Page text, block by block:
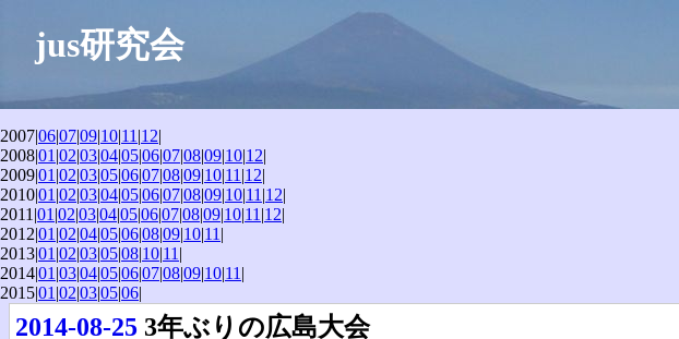
jus研究会
2007|06|07|09|10|11 |12|
2008|01 |02|03|04|05|06|07|08|09|10|12|
2009|01 |02|03|05|06|07|08|09|10|11 |12|
2010|01 |02|03|04|05|06|07|08|09|10|11 |12|
2011|01 |02|03|04|05|06|07|08|09|10|11 |12|
2012|01 |02|04|05|06|08|09|10|11 |
2013|01 |02|03|05|08|10|11 |
2014|01 |03|04|05|06|07|08|09|10|11 |
2015|01 |02|03|05|06|
2014-08-25 3年ぶりの広島大会